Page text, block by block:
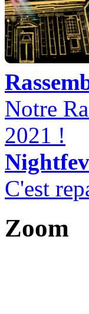
Notre
2021 !
C'est
Zoom